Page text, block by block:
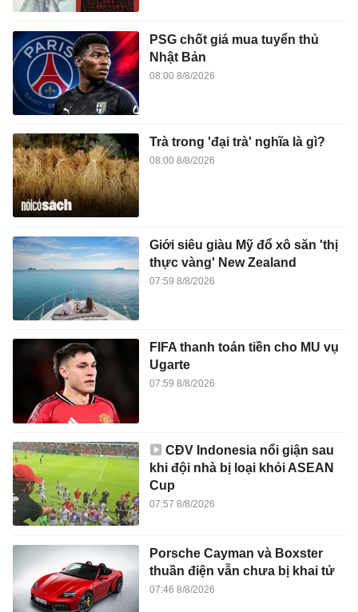
PSG chốt giá mua tuyển thủ
Nhật Bản
08:00 8/8/2026
Trà trong 'đại trà' nghĩa là gì?
08:00 8/8/2026
Giới siêu giàu Mỹ đổ xô săn 'thị
thực vàng' New Zealand
07:59 8/8/2026
FIFA thanh toán tiền cho MU vụ
Ugarte
07:59 8/8/2026
CĐV Indonesia nổi giận sau
khi đội nhà bị loại khỏi ASEAN
Cup
07:57 8/8/2026
Porsche Cayman và Boxster
thuần điện vẫn chưa bị khai tử
07:46 8/8/2026